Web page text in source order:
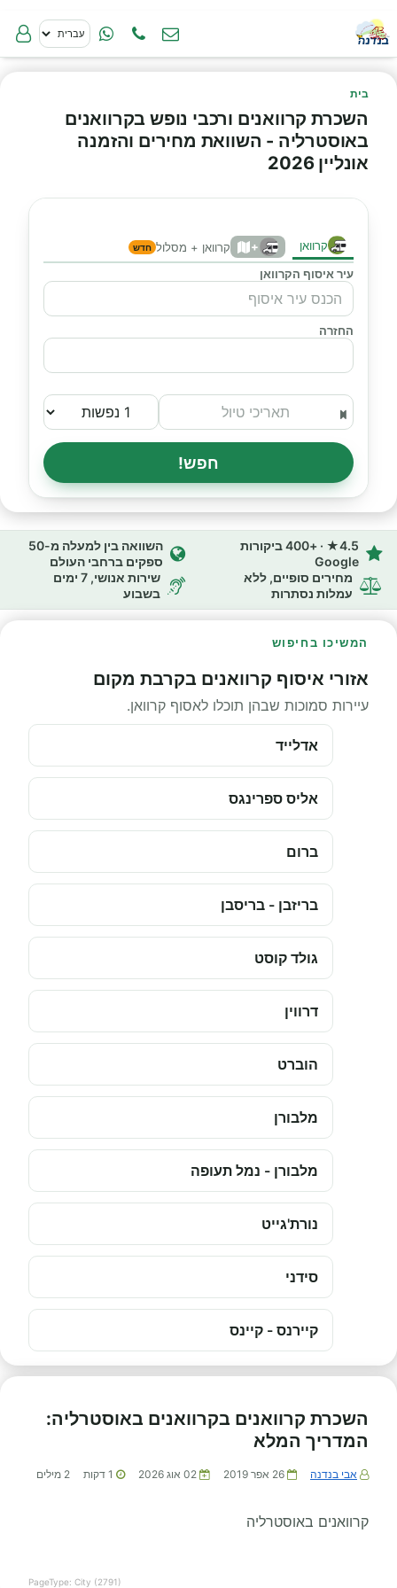
בית
השכרת קרוואנים ורכבי נופש בקרוואנים
באוסטרליה - השוואת מחירים והזמנה
אונליין 2026
קרוואן + קרוואן + מסלול חדש
עיר איסוף הקרוואן
החזרה
חפש!
4.5★ · +400 ביקורות
Google
השוואה בין למעלה מ-50
ספקים ברחבי העולם
מחירים סופיים, ללא
עמלות נסתרות
שירות אנושי, 7 ימים
בשבוע
המשיכו בחיפוש
אזורי איסוף קרוואנים בקרבת מקום
עיירות סמוכות שבהן תוכלו לאסוף קרוואן.
אדלייד
אליס ספרינגס
ברום
בריזבן - בריסבן
גולד קוסט
דרווין
הוברט
מלבורן
מלבורן - נמל תעופה
נורת'גייט
סידני
קיירנס - קיינס
השכרת קרוואנים בקרוואנים באוסטרליה:
המדריך המלא
אבי בנדנה 26 אפר 2019 02 אוג 2026 1 דקות 2 מילים
קרוואנים באוסטרליה
PageType: City (2791)